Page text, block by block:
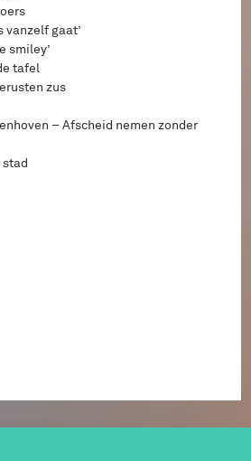
vanzelf gaat’
smiley’
tafel
zus
– Afscheid nemen zonder
stad